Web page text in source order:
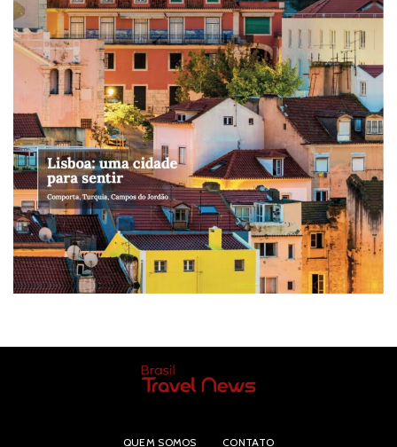
QUEM SOMOS CONTATO